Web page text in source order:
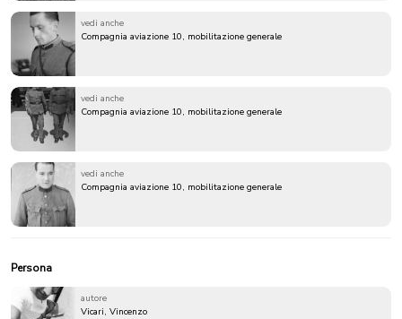
vedi anche
Compagnia aviazione 10, mobilitazione generale
vedi anche
Compagnia aviazione 10, mobilitazione generale
vedi anche
Compagnia aviazione 10, mobilitazione generale
Persona
autore
Vicari, Vincenzo